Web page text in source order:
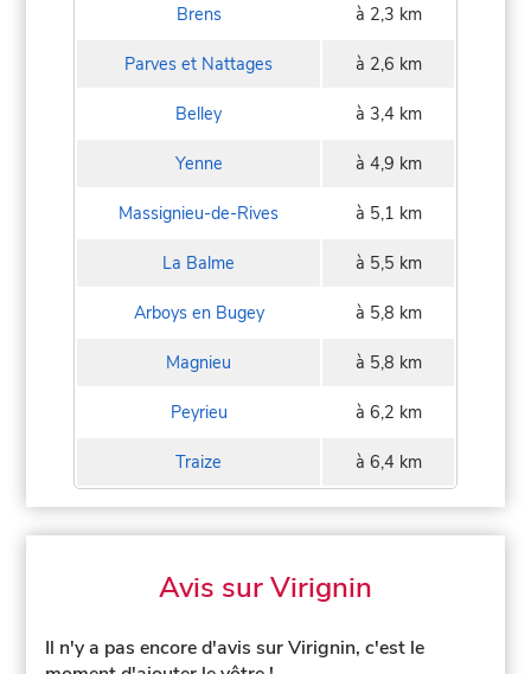
Brens à 2,3 km
Parves et Nattages à 2,6 km
Belley à 3,4 km
Yenne à 4,9 km
Massignieu-de-Rives à 5,1 km
La Balme à 5,5 km
Arboys en Bugey à 5,8 km
Magnieu à 5,8 km
Peyrieu à 6,2 km
Traize à 6,4 km
Avis sur Virignin
Il n'y a pas encore d'avis sur Virignin, c'est le